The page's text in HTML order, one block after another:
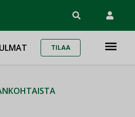
TILAA